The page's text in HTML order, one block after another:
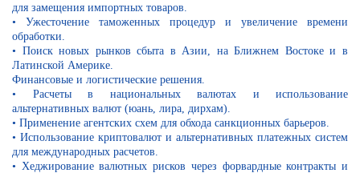
для замещения импортных товаров.
• Ужесточение таможенных процедур и увеличение времени
обработки.
• Поиск новых рынков сбыта в Азии, на Ближнем Востоке и в
Латинской Америке.
Финансовые и логистические решения.
• Расчеты в национальных валютах и использование
альтернативных валют (юань, лира, дирхам).
• Применение агентских схем для обхода санкционных барьеров.
• Использование криптовалют и альтернативных платежных систем
для международных расчетов.
• Хеджирование валютных рисков через форвардные контракты и